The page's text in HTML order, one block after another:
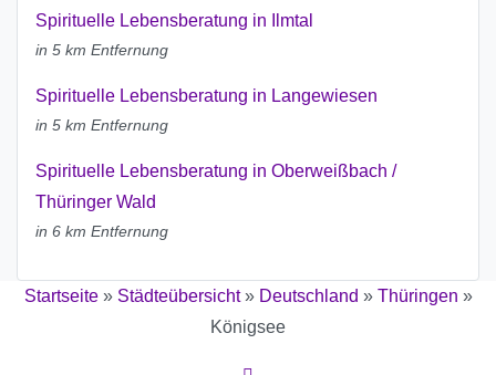
Spirituelle Lebensberatung in Ilmtal
in 5 km Entfernung
Spirituelle Lebensberatung in Langewiesen
in 5 km Entfernung
Spirituelle Lebensberatung in Oberweißbach /
Thüringer Wald
in 6 km Entfernung
Startseite» Städteübersicht» Deutschland » Thüringen »
Königsee